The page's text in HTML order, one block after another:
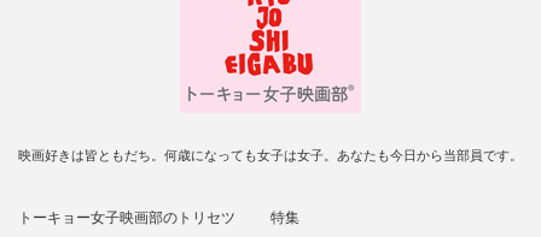
映画好きは皆ともだち。何歳になっても女子は女子。あなたも今日から当部員です。
トーキョー女子映画部のトリセツ
特集